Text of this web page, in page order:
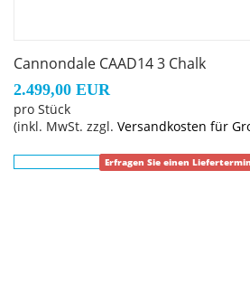
Cannondale CAAD14 3 Chalk
2.499,00 EUR
pro Stück
(inkl. MwSt. zzgl. Versandkosten für
Erfragen Sie einen